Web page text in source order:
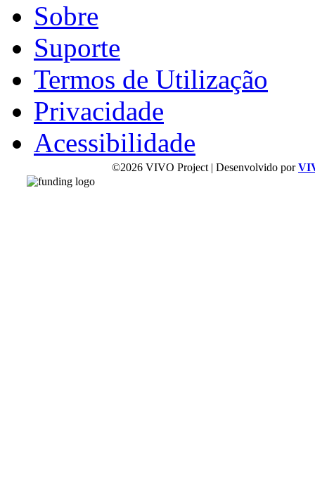
Sobre
Suporte
Termos de Utilização
Privacidade
Acessibilidade
©2026 VIVO Project | Desenvolvido por